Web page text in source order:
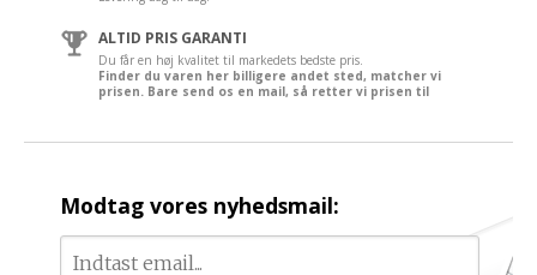
ALTID PRIS GARANTI
Du får en høj kvalitet til markedets bedste pris.
Finder du varen her billigere andet sted, matcher vi
prisen. Bare send os en mail, så retter vi prisen til
Modtag vores nyhedsmail: